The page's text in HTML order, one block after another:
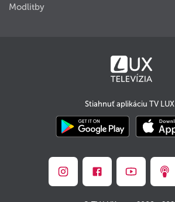
Modlitby
Stiahnuť aplikáciu TV LUX